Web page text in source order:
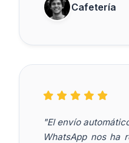
Cafetería
"El envío
WhatsApp nos ha